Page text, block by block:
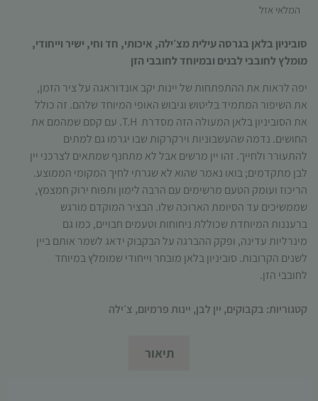
המלאי אזל
סוביניון בלאן בגרסה עילית מצ׳ילה, איכותי, חד וחי, ישיר וייחודי,
מומלץ לחובבי לבנים ובמיוחד לחובבי הזן
יפה לראות את ההתפתחות של יינות יקב אונדוראגה על ציר הזמן,
את השיפור המתמיד בליטוש וגיבוש האופי המיוחד שלהם. זה כולל
את הסוביניון בלאן המעולה הזה מסדרת T.H. עם קסם שמהמם את
החושים. נדמה שהעשבוניות וירקרקות שבו יגרמו גם למתים
להתעורר ולחייך. זהו יין מרשים אבל לא מתחנף שמתאים לצרכני יין
לבן מתקדמים; בואו נאמר שהוא לא שגרתי לחיך המקומי הממוצע.
הריכוז ועומק הטעם מרשימים עם הרבה לימון ותפוח ירוק חמצמץ,
שממשיכים עד הסיומת הארוכה שלו. הבציר המוקדם מורגש
ברעננות המיוחדת שכוללת ניחוחות וטעמים חבויים, כמו גם
מינרליות עדינה, ופקק ההברגה על הבקבוק ידאג לשמר אותם ביין
לשנים הקרובות. סוביניון בלאן מובחר וייחודי שמומלץ במיוחד
לחובבי הזן.
קטגוריות: בקבוקים, יין לבן, יינות פרמיום, צ׳ילה
תיאור
סטטיסטיקות
כדי שנוכל
תפקוד האתר
ומבנהו,
בהתבסס על
אופן השימוש
באתר.
חוויית
משתמש
כדי שהאתר
שלנו יעבוד
בצורה
ביקורך. אם
תסרב/י